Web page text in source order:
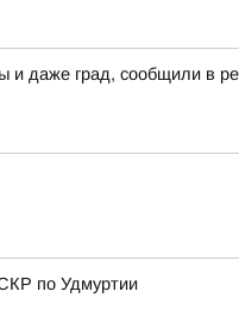
даже град, сообщили в
по Удмуртии